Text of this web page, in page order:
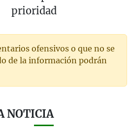
prioridad
ofensivos o que no se
de la información podrán
NOTICIA